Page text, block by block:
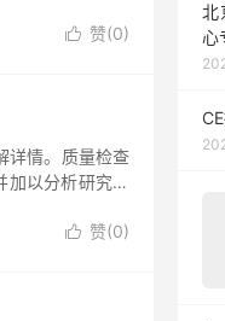
 赞(0)
详情。质量检查
以分析研究后
 赞(0)
北
心